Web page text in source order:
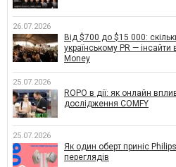
26.07.2026
Від $700 до $15 000:
українському PR —
Money
25.07.2026
ROPO в дії: як онлайн
дослідження COMFY
25.07.2026
Як один оберт приніс
переглядів